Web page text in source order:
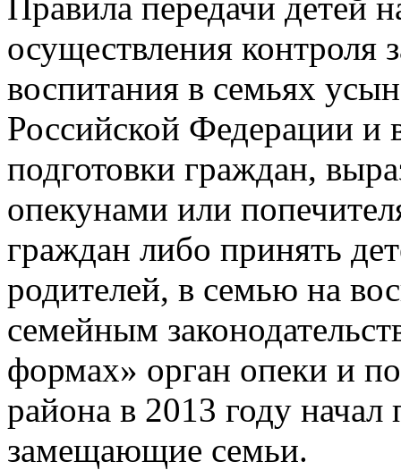
осуществления контроля
воспитания в семьях
Российской Федерации и
подготовки граждан,
опекунами или
граждан либо принять
родителей, в семью на
семейным
формах» орган опеки и
района в 2013 году начал
замещающие семьи.